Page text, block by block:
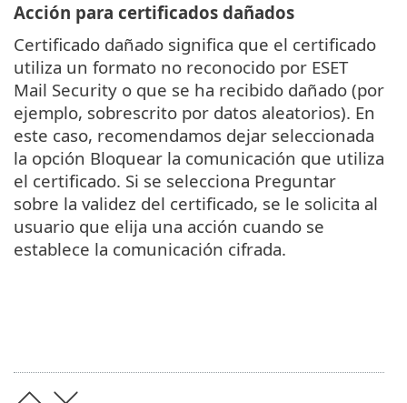
Acción para certificados dañados
Certificado dañado significa que el certificado
utiliza un formato no reconocido por ESET
Mail Security o que se ha recibido dañado (por
ejemplo, sobrescrito por datos aleatorios). En
este caso, recomendamos dejar seleccionada
la opción Bloquear la comunicación que utiliza
el certificado. Si se selecciona Preguntar
sobre la validez del certificado, se le solicita al
usuario que elija una acción cuando se
establece la comunicación cifrada.